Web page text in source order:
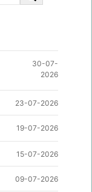
30-07-
2026
23-07-2026
19-07-2026
15-07-2026
09-07-2026